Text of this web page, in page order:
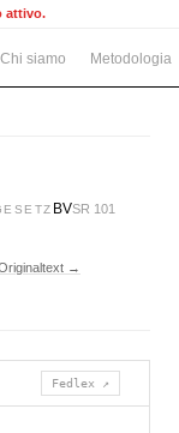
attivo.
Chi siamo Metodologia
BVSR 101
→
Fedlex ↗